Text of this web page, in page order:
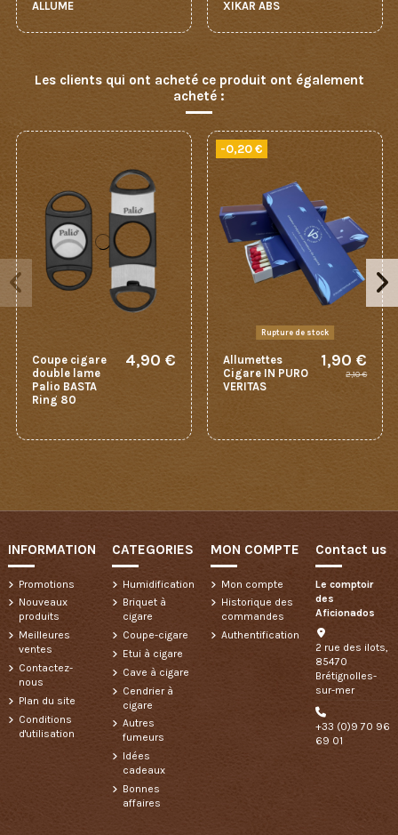
ALLUME
XIKAR ABS
Les clients qui ont acheté ce produit ont également
acheté :
Coupe cigare
double lame
Palio BASTA
Ring 80
4,90 €
-0,20 €
Rupture de stock
Allumettes
Cigare IN PURO
VERITAS
1,90 €
2,10 €
INFORMATION
Promotions
Nouveaux
produits
Meilleures
ventes
Contactez-
nous
Plan du site
Conditions
d'utilisation
CATEGORIES
Humidification
Briquet à
cigare
Coupe-cigare
Etui à cigare
Cave à cigare
Cendrier à
cigare
Autres
fumeurs
Idées
cadeaux
Bonnes
affaires
MON COMPTE
Mon compte
Historique des
commandes
Authentification
Contact us
Le comptoir
des
Aficionados
2 rue des ilots,
85470
Brétignolles-
sur-mer
+33 (0)9 70 96
69 01